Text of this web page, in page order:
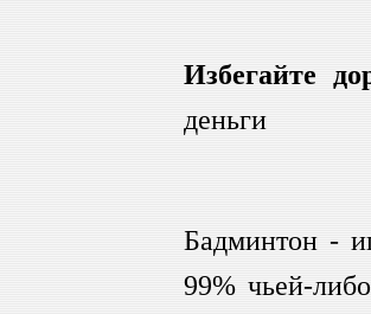
Избегайте
деньги
Бадминтон -
99% чьей-